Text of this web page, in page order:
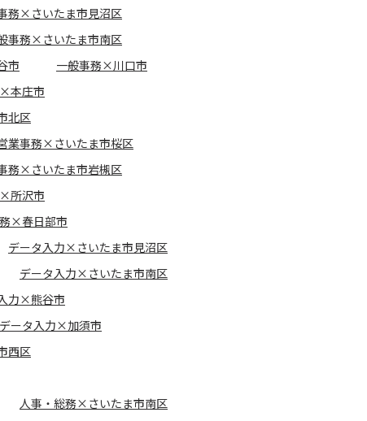
務×さいたま市見沼区
事務×さいたま市南区
市
一般事務×川口市
本庄市
北区
業事務×さいたま市桜区
務×さいたま市岩槻区
所沢市
×春日部市
データ入力×さいたま市見沼区
データ入力×さいたま市南区
力×熊谷市
データ入力×加須市
西区
人事・総務×さいたま市南区